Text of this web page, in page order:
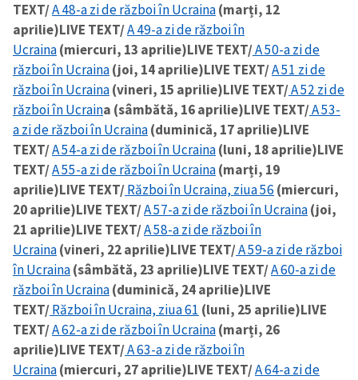
TEXT/A 48-a zi de război în Ucraina(marți, 12
aprilie)LIVE TEXT/A 49-a zi de război în
Ucraina(miercuri, 13 aprilie)LIVE TEXT/A 50-a zi de
război în Ucraina(joi, 14 aprilie)LIVE TEXT/A 51 zi de
război în Ucraina(vineri, 15 aprilie)LIVE TEXT/A 52 zi de
război în Ucraina (sâmbătă, 16 aprilie)LIVE TEXT/A 53-
a zi de război în Ucraina(duminică, 17 aprilie)LIVE
TEXT/A 54-a zi de război în Ucraina(luni, 18 aprilie)LIVE
TEXT/A 55-a zi de război în Ucraina(marți, 19
aprilie)LIVE TEXT/Război în Ucraina, ziua 56 (miercuri,
20 aprilie)LIVE TEXT/A 57-a zi de război în Ucraina(joi,
21 aprilie)LIVE TEXT/A 58-a zi de război în
Ucraina(vineri, 22 aprilie)LIVE TEXT/A 59-a zi de război
în Ucraina(sâmbătă, 23 aprilie)LIVE TEXT/A 60-a zi de
război în Ucraina(duminică, 24 aprilie)LIVE
TEXT/Război în Ucraina, ziua 61 (luni, 25 aprilie)LIVE
TEXT/A 62-a zi de război în Ucraina(marți, 26
aprilie)LIVE TEXT/A 63-a zi de război în
Ucraina(miercuri, 27 aprilie)LIVE TEXT/A 64-a zi de